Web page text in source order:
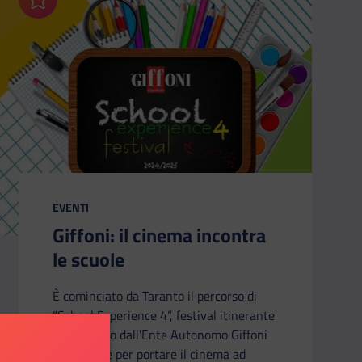
Aggiungi ai preferiti
CATEGORIA:
EVENTI
Giffoni: il cinema incontra
le scuole
È cominciato da Taranto il percorso di
“School Experience 4”, festival itinerante
organizzato dall'Ente Autonomo Giffoni
Experience per portare il cinema ad